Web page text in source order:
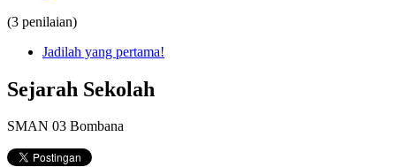
(3 penilaian)
Jadilah yang pertama!
Sejarah Sekolah
SMAN 03 Bombana